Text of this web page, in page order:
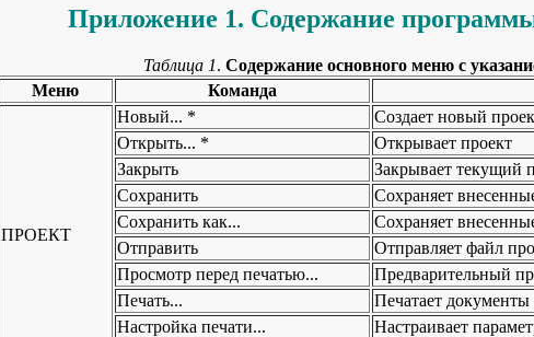
Приложение 1. Содержание
Таблица 1. Содержание основного меню с
Меню
Команда
ПРОЕКТ
Новый... *
Создает новый
Открыть... *
Открывает проект
Закрыть
Закрывает текущий
Сохранить
Сохраняет
Сохранить как...
Сохраняет
Отправить
Отправляет файл
Просмотр перед печатью...
Предварительный
Печать...
Печатает
Настройка печати...
Настраивает